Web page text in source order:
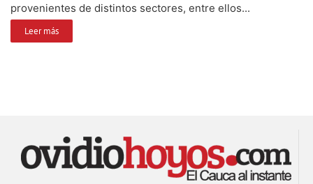
provenientes de distintos sectores, entre ellos...
Leer más